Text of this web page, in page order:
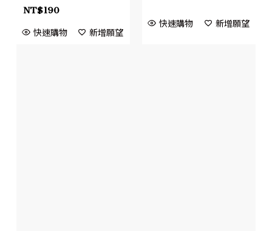
NT$190
快速購物 新增願望
快速購物 新增願望